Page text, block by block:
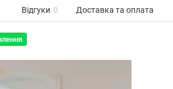
Відгуки 0 Доставка та оплата